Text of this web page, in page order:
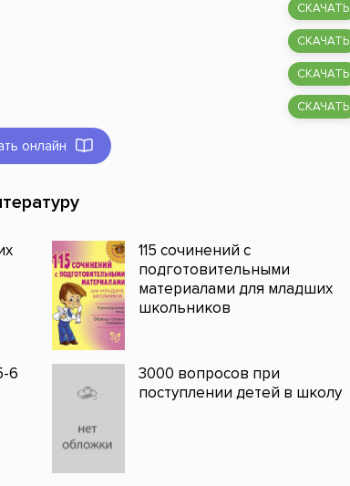
СКАЧАТЬ
СКАЧАТЬ
СКАЧАТЬ
СКАЧАТЬ
онлайн
115 сочинений с
подготовительными
материалами для младших
школьников
6
3000 вопросов при
поступлении детей в школу